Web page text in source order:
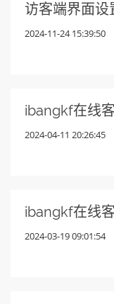
访客端界面设
2024-11-24 15:39:50
ibangkf在线
2024-04-11 20:26:45
ibangkf在线
2024-03-19 09:01:54